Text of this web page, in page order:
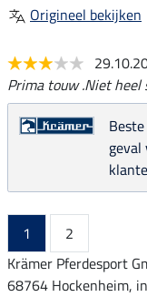
Origineel bekijken
Prima touw .Niet
1
2
Krämer Pferdesport
68764 Hockenheim,